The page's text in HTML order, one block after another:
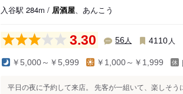
入谷駅 284m / 居酒屋、あんこう
3.30 56人 4110 人
￥5,000～￥5,999 ￥1,000～￥1,999
平日の夜に予約して来店。 先客が一組いて、楽しそ